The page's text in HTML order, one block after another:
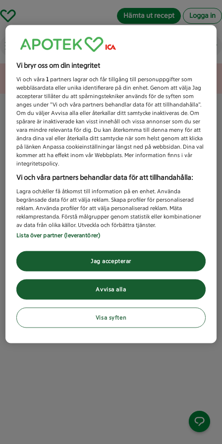
Hämta ut recept Logga in
Vad letar du efter idag?
Unknown error
Vi bryr oss om din integritet
Vi och våra1 partners lagrar och får tillgång till personuppgifter som
webbläsardata eller unika identifierare på din enhet. Genom att välja Jag
accepterar tillåter du att spårningstekniker används för de syften som
anges under ”Vi och våra partners behandlar data för att tillhandahålla”.
Om du väljer Avvisa alla eller återkallar ditt samtycke inaktiveras de. Om
spårare är inaktiverade kan visst innehåll och vissa annonser som du ser
vara mindre relevanta för dig. Du kan återkomma till denna meny för att
ändra dina val eller återkalla ditt samtycke när som helst genom att klicka
på länken Anpassa cookieinställningar längst ned på webbsidan. Dina val
kommer att ha effekt inom vår Webbplats. Mer information finns i vår
integritetspolicy.
Vi och våra partners behandlar data för att tillhandahålla:
Lagra och/eller få åtkomst till information på en enhet. Använda
begränsade data för att välja reklam. Skapa profiler för personaliserad
reklam. Använda profiler för att välja personaliserad reklam. Mäta
reklamprestanda. Förstå målgrupper genom statistik eller kombinationer
av data från olika källor. Utveckla och förbättra tjänster.
Lista över partner (leverantörer)
Avvisa alla
Jag accepterar
Visa syften